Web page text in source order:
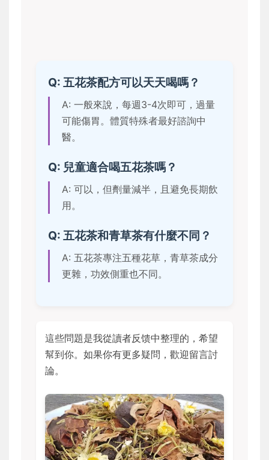
Q: 五花茶配方可以天天喝嗎？
A: 一般來說，每週3-4次即可，過量
可能傷胃。體質特殊者最好諮詢中
醫。
Q: 兒童適合喝五花茶嗎？
A: 可以，但劑量減半，且避免長期飲
用。
Q: 五花茶和青草茶有什麼不同？
A: 五花茶專注五種花草，青草茶成分
更雜，功效側重也不同。
這些問題是我從讀者反馈中整理的，希望
幫到你。如果你有更多疑問，歡迎留言討
論。